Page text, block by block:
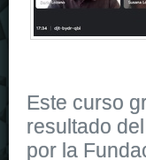
Este curso
resultado
por la